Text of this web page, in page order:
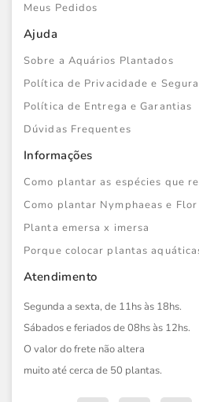
Meus Pedidos
Ajuda
Sobre a Aquários Plantados
Política de Privacidade e
Política de Entrega e Garantias
Dúvidas Frequentes
Informações
Como plantar as espécies que
Como plantar Nymphaeas e
Planta emersa x imersa
Porque colocar plantas
Atendimento
Segunda a sexta, de 11hs às 18hs.
Sábados e feriados de 08hs às 12hs.
O valor do frete não altera
muito até cerca de 50 plantas.